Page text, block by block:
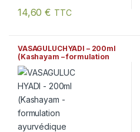
14,60€ TTC
VASAGULUCHYADI – 200ml
(Kashayam – formulation
ayurvédique traditionnelle)
Arya Vaidya Sala Kottakkal